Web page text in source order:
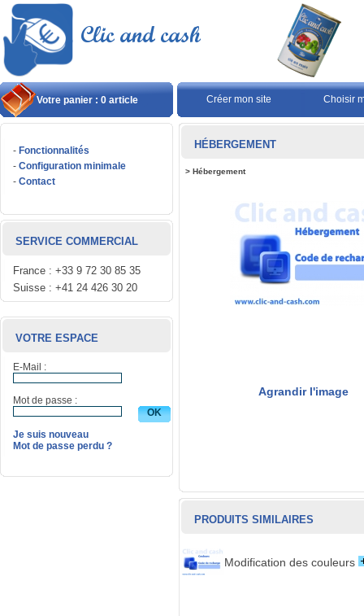
Votre panier : 0 article Créer mon site Choisir
- Fonctionnalités
- Configuration minimale
- Contact
SERVICE COMMERCIAL
France : +33 9 72 30 85 35
Suisse : +41 24 426 30 20
VOTRE ESPACE
E-Mail :
Mot de passe :
Je suis nouveau
Mot de passe perdu ?
HÉBERGEMENT
> Hébergement
Agrandir l'image
PRODUITS SIMILAIRES
Modification des couleurs